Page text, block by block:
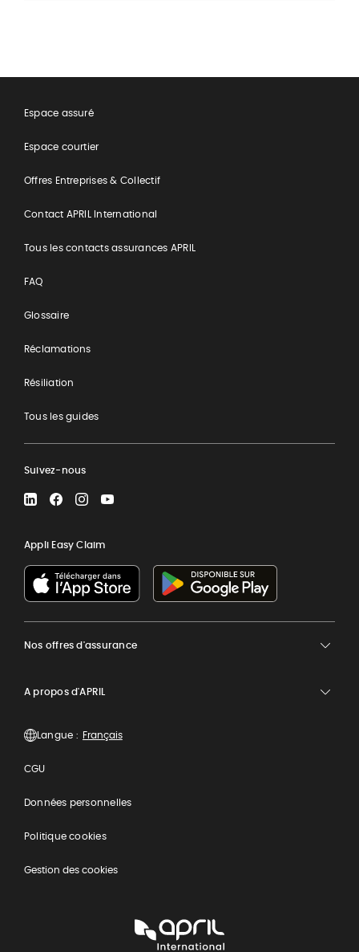
Espace assuré
Espace courtier
Offres Entreprises & Collectif
Contact APRIL International
Tous les contacts assurances APRIL
FAQ
Glossaire
Réclamations
Résiliation
Tous les guides
Suivez-nous
LinkedInFacebookInstagramYouTube
Appli Easy Claim
Nos offres d'assurance
A propos d'APRIL
Langue :
CGU
Données personnelles
Politique cookies
Gestion des cookies
International